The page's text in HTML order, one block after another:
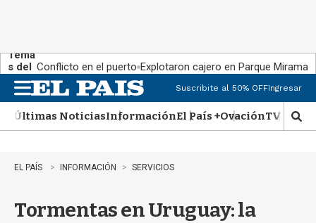
Tema
s del
día:
Conflicto en el puerto Explotaron cajero en Parque Miramar
n
u
Suscribite al 50% OFFIngresar
Últimas NoticiasInformaciónEl País +OvaciónTV Show
M
o
EL PAÍS INFORMACIÓN SERVICIOS
Tormentas en Uruguay: la